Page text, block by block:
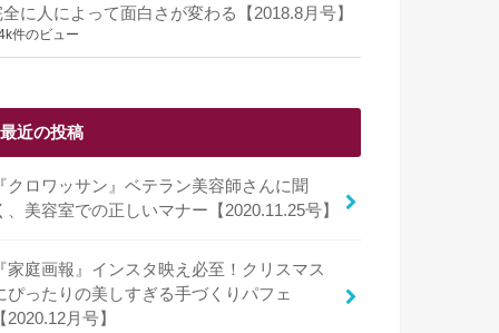
全に人によって面白さが変わる【2018.8月号】
件のビュー
最近の投稿
『クロワッサン』ベテラン美容師さんに聞
、美容室での正しいマナー【2020.11.25号】
『家庭画報』インスタ映え必至！クリスマス
ぴったりの美しすぎる手づくりパフェ
【2020.12月号】